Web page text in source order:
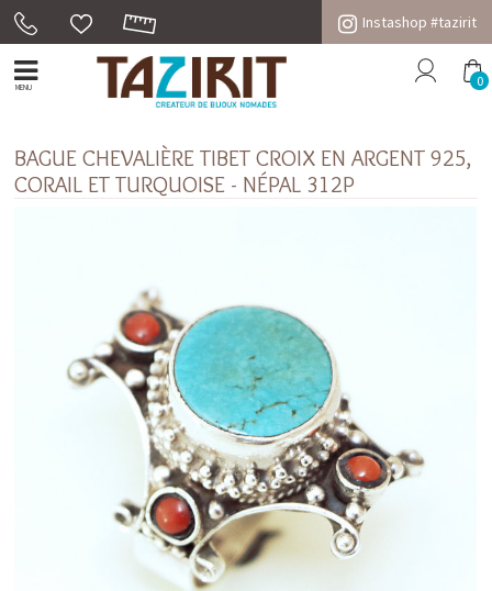
Instashop #tazirit
MENU 0
BAGUE CHEVALIÈRE TIBET CROIX EN ARGENT 925,
CORAIL ET TURQUOISE - NÉPAL 312P